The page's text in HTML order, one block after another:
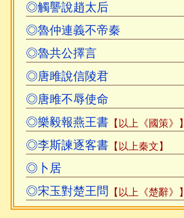
◎觸讋說趙太后
◎魯仲連義不帝秦
◎魯共公擇言
◎唐雎說信陵君
◎唐雎不辱使命
◎樂毅報燕王書【以上《國策》】
◎李斯諫逐客書【以上秦文】
◎卜居
◎宋玉對楚王問
【以上《楚辭》】